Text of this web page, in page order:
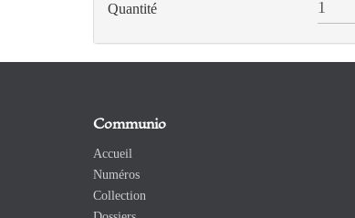
Quantité
Communio
Accueil
Numéros
Collection